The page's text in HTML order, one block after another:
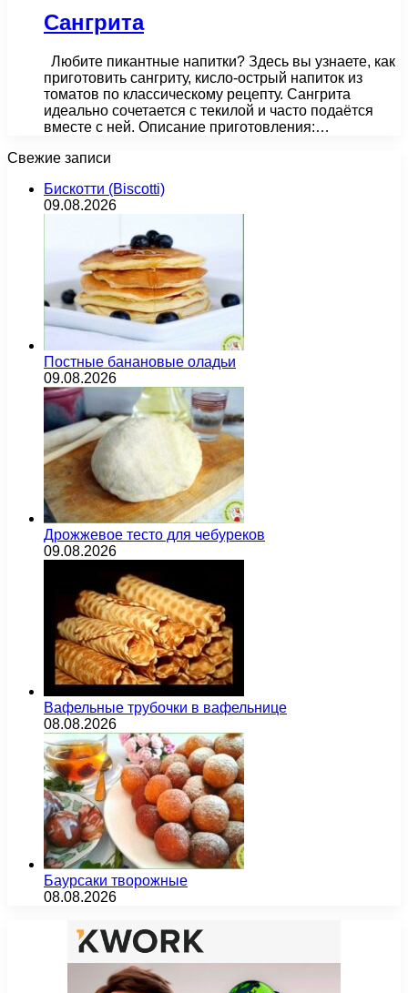
Сангрита
Любите пикантные напитки? Здесь вы узнаете, как
приготовить сангриту, кисло-острый напиток из
томатов по классическому рецепту. Сангрита
идеально сочетается с текилой и часто подаётся
вместе с ней. Описание приготовления:…
Свежие записи
Бискотти (Biscotti)
09.08.2026
Постные банановые оладьи
09.08.2026
Дрожжевое тесто для чебуреков
09.08.2026
Вафельные трубочки в вафельнице
08.08.2026
Баурсаки творожные
08.08.2026